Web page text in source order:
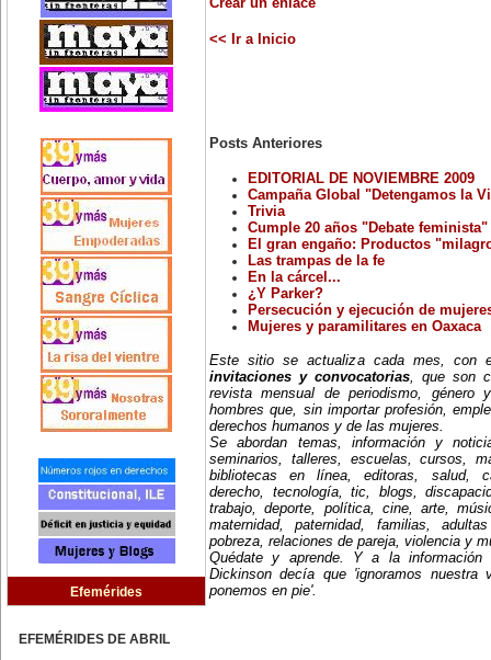
Efemérides
EFEMÉRIDES DE ABRIL
Crear un enlace
<< Ir a Inicio
Posts Anteriores
EDITORIAL DE NOVIEMBRE 2009
Campaña Global "Detengamos la
Trivia
Cumple 20 años "Debate feminista"
El gran engaño: Productos
Las trampas de la fe
En la cárcel...
¿Y Parker?
Persecución y ejecución de
Mujeres y paramilitares en Oaxaca
Este sitio se actualiza cada mes, con
invitaciones y convocatorias, que son
revista mensual de periodismo, género
hombres que, sin importar profesión,
derechos humanos y de las mujeres.
Se abordan temas, información y
seminarios, talleres, escuelas, cursos,
bibliotecas en línea, editoras, salud,
derecho, tecnología, tic, blogs,
trabajo, deporte, política, cine, arte,
maternidad, paternidad, familias,
pobreza, relaciones de pareja, violencia y
Quédate y aprende. Y a la
Dickinson decía que 'ignoramos nuestra
ponemos en pie'.